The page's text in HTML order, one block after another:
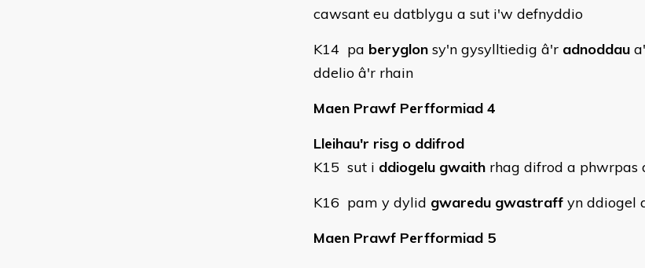
cawsant eu datblygu a sut i'w defnyddio
K14 pa beryglon sy'n gysylltiedig â'r adnoddau
ddelio â'r rhain
Maen Prawf Perfformiad 4
Lleihau'r risg o ddifrod
K15 sut i ddiogelu gwaith rhag difrod a phwrpas
K16 pam y dylid gwaredu gwastraff yn ddiogel
Maen Prawf Perfformiad 5